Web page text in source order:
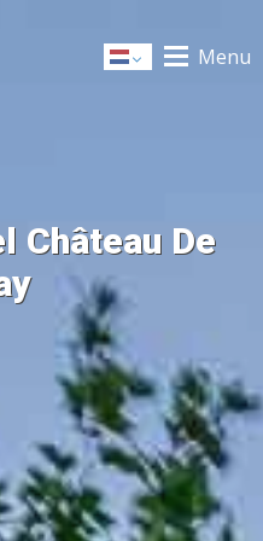
Dutch Menu
Château De